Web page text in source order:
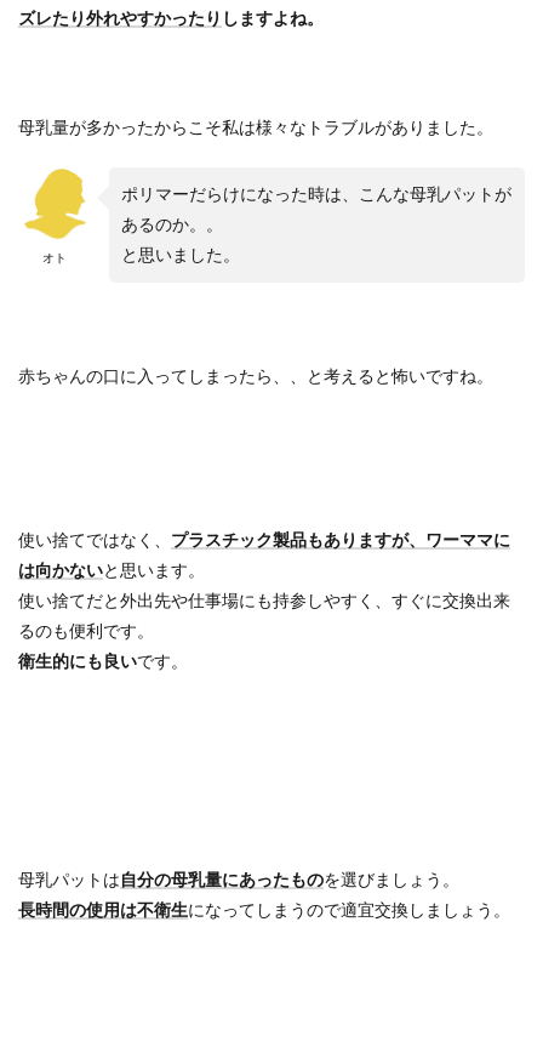
ズレたり外れやすかったり しますよね。
母乳量が多かったからこそ私は様々なトラブルがありました。
オト
ポリマーだらけになった時は、こんな母乳パットが
あるのか。。
と思いました。
赤ちゃんの口に入ってしまったら、、と考えると怖いですね。
使い捨てではなく、 プラスチック製品もありますが、ワーママに
は向かないと思います。
使い捨てだと外出先や仕事場にも持参しやすく、すぐに交換出来
るのも便利です。
衛生的にも良いです。
母乳パットは自分の母乳量にあったものを選びましょう。
長時間の使用は不衛生になってしまうので適宜交換しましょう。